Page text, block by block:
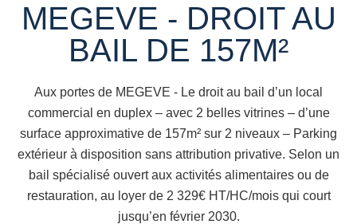
MEGEVE - DROIT AU
BAIL DE 157M²
Aux portes de MEGEVE - Le droit au bail d’un local
commercial en duplex – avec 2 belles vitrines – d’une
surface approximative de 157m² sur 2 niveaux – Parking
extérieur à disposition sans attribution privative. Selon un
bail spécialisé ouvert aux activités alimentaires ou de
restauration, au loyer de 2 329€ HT/HC/mois qui court
jusqu’en février 2030.